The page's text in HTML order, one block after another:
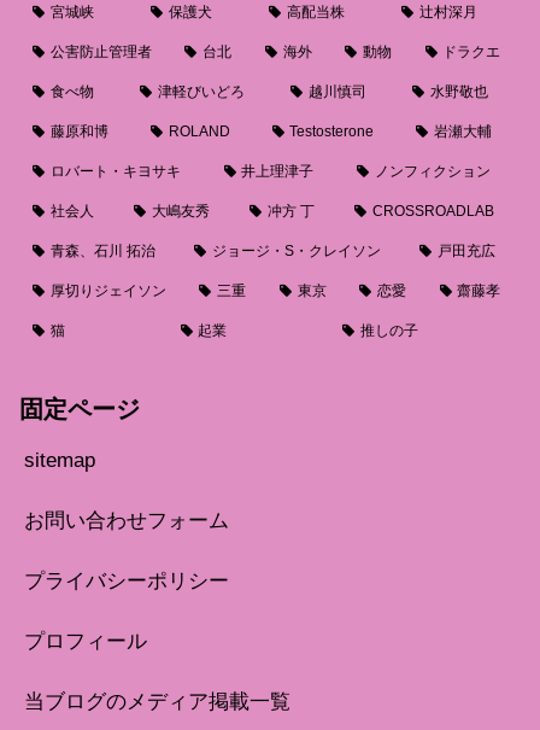
宮城峡 保護犬 高配当株 辻村深月
公害防止管理者 台北 海外 動物 ドラクエ
食べ物 津軽びいどろ 越川慎司 水野敬也
藤原和博 ROLAND Testosterone 岩瀬大輔
ロバート・キヨサキ 井上理津子 ノンフィクション
社会人 大嶋友秀 冲方 丁 CROSSROADLAB
青森、石川 拓治 ジョージ・S・クレイソン 戸田充広
厚切りジェイソン 三重 東京 恋愛 齋藤孝
猫 起業 推しの子
固定ページ
sitemap
お問い合わせフォーム
プライバシーポリシー
プロフィール
当ブログのメディア掲載一覧